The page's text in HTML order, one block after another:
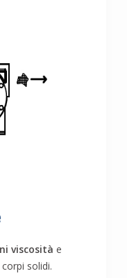
viscosità e
solidi.